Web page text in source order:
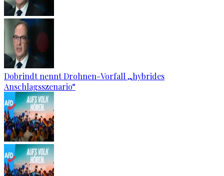
Dobrindt nennt Drohnen-Vorfall „hybrides
Anschlagsszenario“